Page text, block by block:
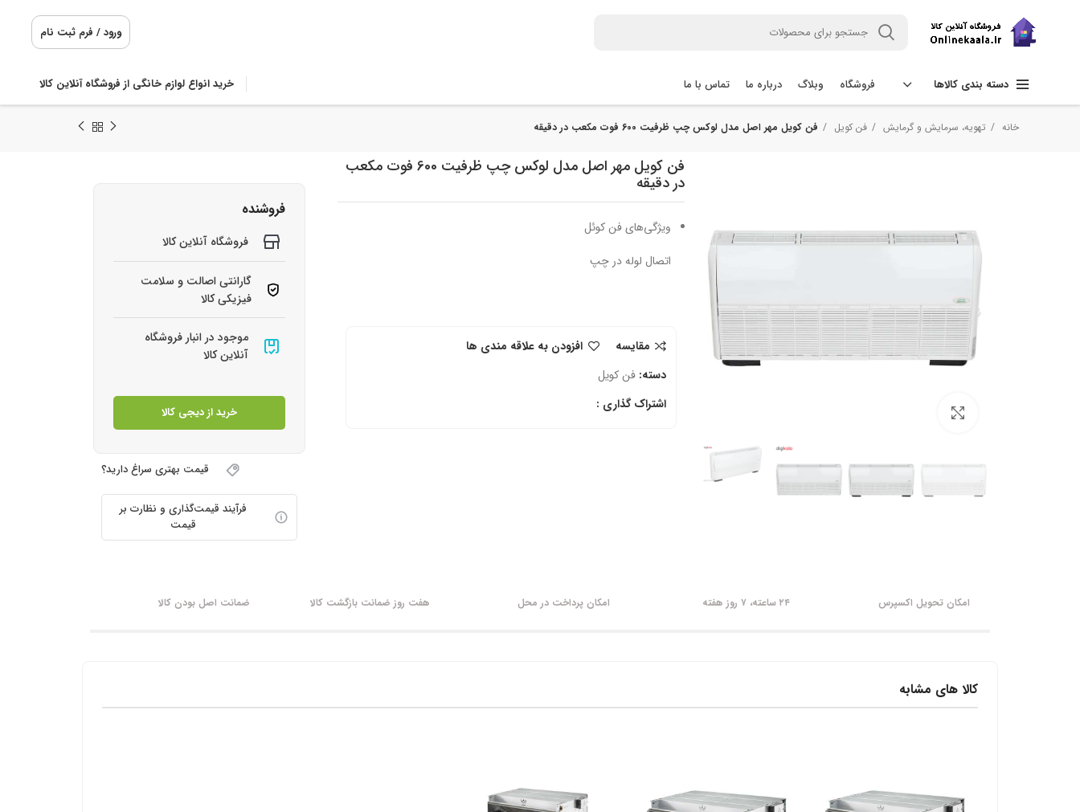
ورود / فرم ثبت نام
دسته بندی کالاها فروشگاه وبلاگ درباره ما تماس با ما خرید انواع لوازم خانگی از فروشگاه آنلاین کالا
خانه تهویه، سرمایش و گرمایش فن کویل فن کویل مهر اصل مدل لوکس چپ ظرفیت 600 فوت مکعب در دقیقه
فن کویل مهر اصل مدل لوکس چپ ظرفیت 600 فوت مکعب
در دقیقه
ویژگی‌های فن کوئل
اتصال لوله در چپ
مقایسه
افزودن به علاقه مندی ها
دسته: فن کویل
اشتراک گذاری :
فروشنده
فروشگاه آنلاین کالا
گارانتی اصالت و سلامت
فیزیکی کالا
موجود در انبار فروشگاه
آنلاین کالا
خرید از دیجی کالا
قیمت بهتری سراغ دارید؟
فرآیند قیمت‌گذاری و نظارت بر
قیمت
امکان تحویل اکسپرس ۲۴ ساعته، ۷ روز هفته امکان پرداخت در محل هفت روز ضمانت بازگشت کالا ضمانت اصل بودن کالا
کالا های مشابه